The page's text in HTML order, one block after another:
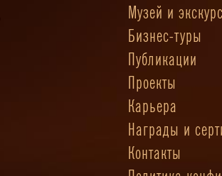
Музей и
Бизнес-туры
Публикации
Проекты
Карьера
Награды и
Контакты